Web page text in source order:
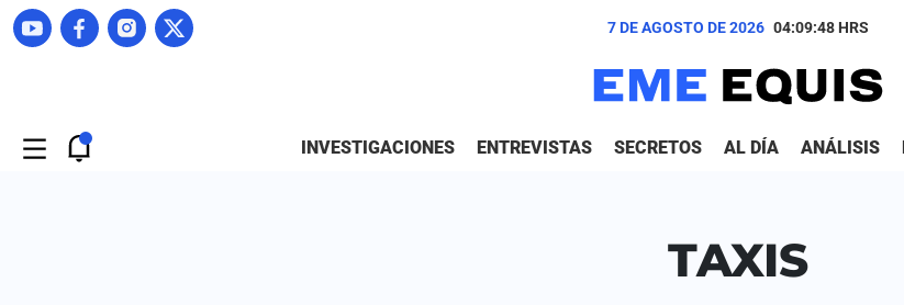
7 DE AGOSTO DE 2026 04:09:48 HRS
INVESTIGACIONES ENTREVISTAS SECRETOS AL DÍA ANÁLISIS
TAXIS